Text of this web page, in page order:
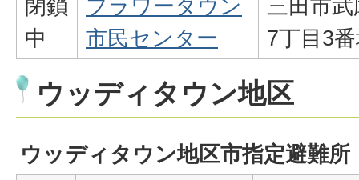
閉鎖
中
フラワータウン
市民センター
三田市
7丁目3
ウッディタウン地区
ウッディタウン地区市指定避難所